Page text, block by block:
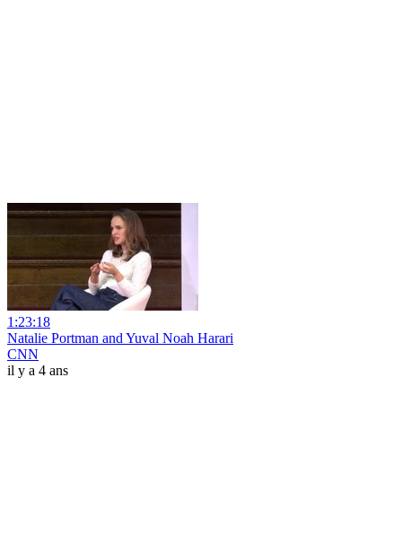
1:23:18
Natalie Portman and Yuval Noah Harari
CNN
il y a 4 ans